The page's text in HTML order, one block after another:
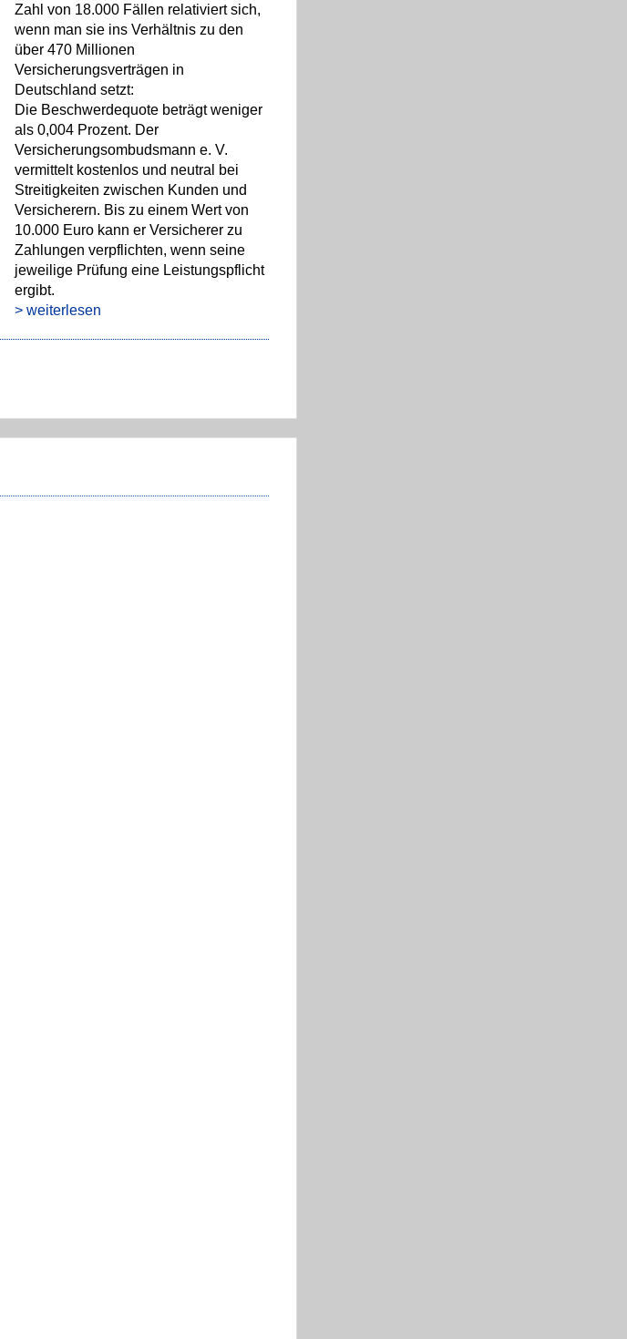
Zahl von 18.000 Fällen relativiert sich,
wenn man sie ins Verhältnis zu den
über 470 Millionen
Versicherungsverträgen in
Deutschland setzt:
Die Beschwerdequote beträgt weniger
als 0,004 Prozent. Der
Versicherungsombudsmann e. V.
vermittelt kostenlos und neutral bei
Streitigkeiten zwischen Kunden und
Versicherern. Bis zu einem Wert von
10.000 Euro kann er Versicherer zu
Zahlungen verpflichten, wenn seine
jeweilige Prüfung eine Leistungspflicht
ergibt.
> weiterlesen